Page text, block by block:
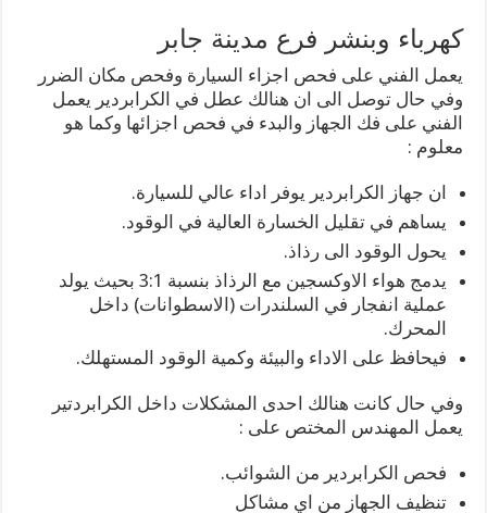
كهرباء وبنشر فرع مدينة جابر
يعمل الفني على فحص اجزاء السيارة وفحص مكان الضرر
وفي حال توصل الى ان هنالك عطل في الكرابردير يعمل
الفني على فك الجهاز والبدء في فحص اجزائها وكما هو
معلوم :
ان جهاز الكرابردير يوفر اداء عالي للسيارة.
يساهم في تقليل الخسارة العالية في الوقود.
يحول الوقود الى رذاذ.
يدمج هواء الاوكسجين مع الرذاذ بنسبة 3:1 بحيث يولد
عملية انفجار في السلندرات (الاسطوانات) داخل
المحرك.
فيحافظ على الاداء والبيئة وكمية الوقود المستهلك.
وفي حال كانت هنالك احدى المشكلات داخل الكرابردتير
يعمل المهندس المختص على :
فحص الكرابردير من الشوائب.
تنظيف الجهاز من اي مشاكل